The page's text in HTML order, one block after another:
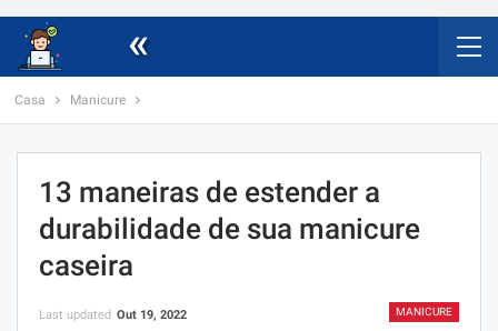
«
Casa Manicure
13 maneiras de estender a
durabilidade de sua manicure
caseira
MANICURE
Last updated Out 19, 2022